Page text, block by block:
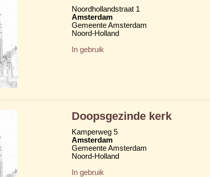
Noordhollandstraat 1
Amsterdam
Gemeente Amsterdam
Noord-Holland
In gebruik
Doopsgezinde kerk
Kamperweg 5
Amsterdam
Gemeente Amsterdam
Noord-Holland
In gebruik